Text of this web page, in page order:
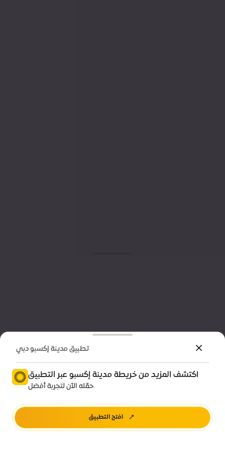
تطبيق مدينة إكسبو دبي
اكتشف المزيد من خريطة مدينة إكسبو عبر التطبيق
حمّله الآن لتجربة أفضل.
افتح التطبيق